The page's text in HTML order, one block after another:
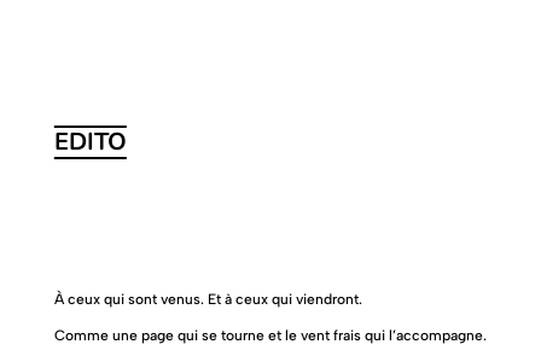
EDITO
À ceux qui sont venus. Et à ceux qui viendront.
Comme une page qui se tourne et le vent frais qui l’accompagne.